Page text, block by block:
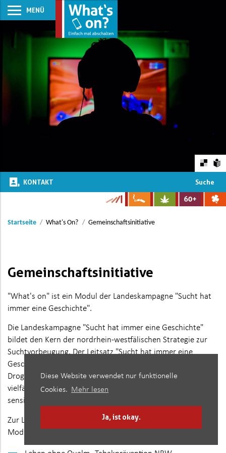
Diese Website verwendet nur funktionelle
Cookies. Mehr lesen
Ja, ist okay.
MENÜ
KONTAKT Suche
Startseite What's On? Gemeinschaftsinitiative
Gemeinschaftsinitiative
"What's on" ist ein Modul der Landeskampagne "Sucht hat
immer eine Geschichte".
Die Landeskampagne "Sucht hat immer eine Geschichte"
bildet den Kern der nordrhein-westfälischen Strategie zur
Suchtvorbeugung. Der Leitsatz "Sucht hat immer eine
Geschichte" steht für die ursachenorientierte Sucht- und
Drogenpolitik des Landes. Ihr Ziel ist es, mit interaktiven und
vielfältigen Angeboten für ein suchtfreies Leben zu
sensibilisieren.
Zur Landeskampagne gehören neben "What's on" folgende
Module mit thematischen Schwerpunkten: